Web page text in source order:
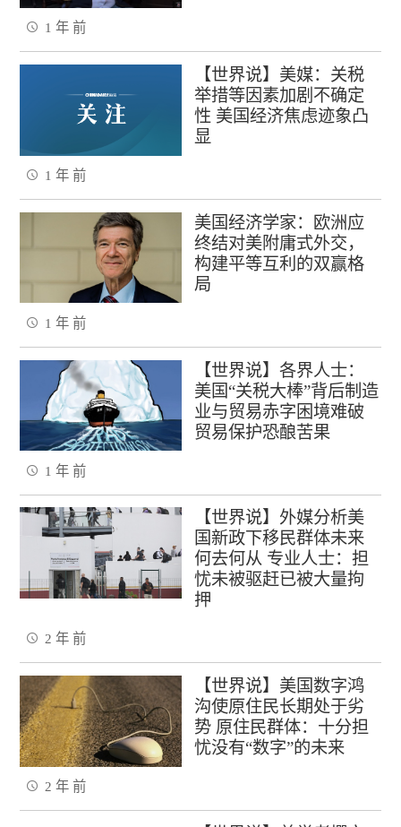
1 年 前
【世界说】美媒：关税
举措等因素加剧不确定
性 美国经济焦虑迹象凸
显
1 年 前
美国经济学家：欧洲应
终结对美附庸式外交，
构建平等互利的双赢格
局
1 年 前
【世界说】各界人士：
美国“关税大棒”背后制造
业与贸易赤字困境难破
贸易保护恐酿苦果
1 年 前
【世界说】外媒分析美
国新政下移民群体未来
何去何从 专业人士：担
忧未被驱赶已被大量拘
押
2 年 前
【世界说】美国数字鸿
沟使原住民长期处于劣
势 原住民群体：十分担
忧没有“数字”的未来
2 年 前